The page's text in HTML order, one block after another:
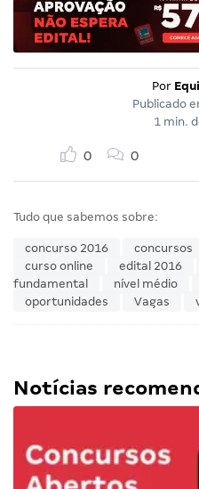
Por
Publicado
1 min.
0 0
Tudo que sabemos sobre:
concurso 2016 concursos
curso online
edital 2016
fundamental
nível médio
oportunidades
Vagas
Notícias